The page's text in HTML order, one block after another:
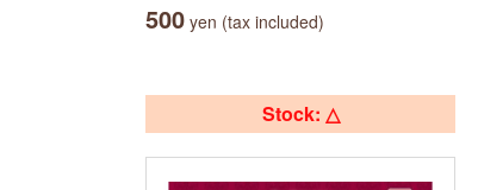
500 yen (tax included)
Stock: △